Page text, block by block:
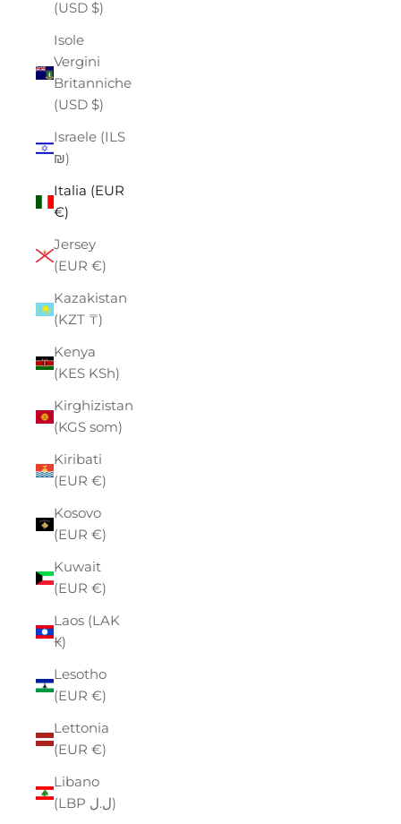
(USD $)
Isole
Vergini
Britanniche
(USD $)
Israele (ILS
₪)
Italia (EUR
€)
Jersey
(EUR €)
Kazakistan
(KZT ₸)
Kenya
(KES KSh)
Kirghizistan
(KGS som)
Kiribati
(EUR €)
Kosovo
(EUR €)
Kuwait
(EUR €)
Laos (LAK
₭)
Lesotho
(EUR €)
Lettonia
(EUR €)
Libano
(LBP ل.ل)